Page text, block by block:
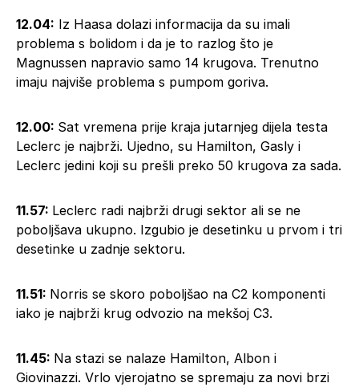
12.04: Iz Haasa dolazi informacija da su imali
problema s bolidom i da je to razlog što je
Magnussen napravio samo 14 krugova. Trenutno
imaju najviše problema s pumpom goriva.
12.00: Sat vremena prije kraja jutarnjeg dijela testa
Leclerc je najbrži. Ujedno, su Hamilton, Gasly i
Leclerc jedini koji su prešli preko 50 krugova za sada.
11.57: Leclerc radi najbrži drugi sektor ali se ne
poboljšava ukupno. Izgubio je desetinku u prvom i tri
desetinke u zadnje sektoru.
11.51: Norris se skoro poboljšao na C2 komponenti
iako je najbrži krug odvozio na mekšoj C3.
11.45: Na stazi se nalaze Hamilton, Albon i
Giovinazzi. Vrlo vjerojatno se spremaju za novi brzi